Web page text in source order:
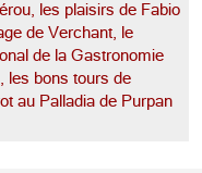
les plaisirs de Fabio
de Verchant, le
de la Gastronomie
les bons tours de
au Palladia de Purpan